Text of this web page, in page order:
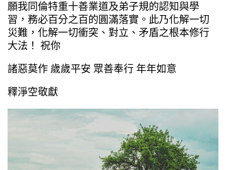
願我同倫特重十善業道及弟子規的認知與學
習，務必百分之百的圓滿落實。此乃化解一切
災難，化解一切衝突、對立、矛盾之根本修行
大法！ 祝你
諸惡莫作 歲歲平安 眾善奉行 年年如意
釋淨空敬獻